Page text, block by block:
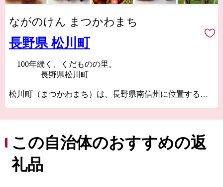
ながのけん まつかわまち
長野県 松川町
100年続く、くだものの里。
長野県松川町
松川町（まつかわまち）は、長野県南信州に位置する自
ど、自然と触れ合うアクティビティが豊富です。
また、古くから「くだものの里」として知られてきまし
た。
この自治体のおすすめの返
礼品